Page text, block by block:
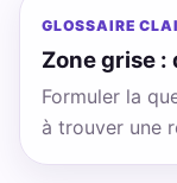
GLOSSAIRE
Zone grise
Formuler la
à trouver une